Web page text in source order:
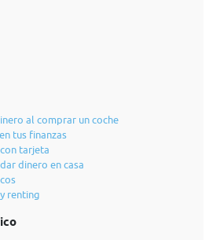
al comprar un coche
tus finanzas
tarjeta
dinero en casa
renting